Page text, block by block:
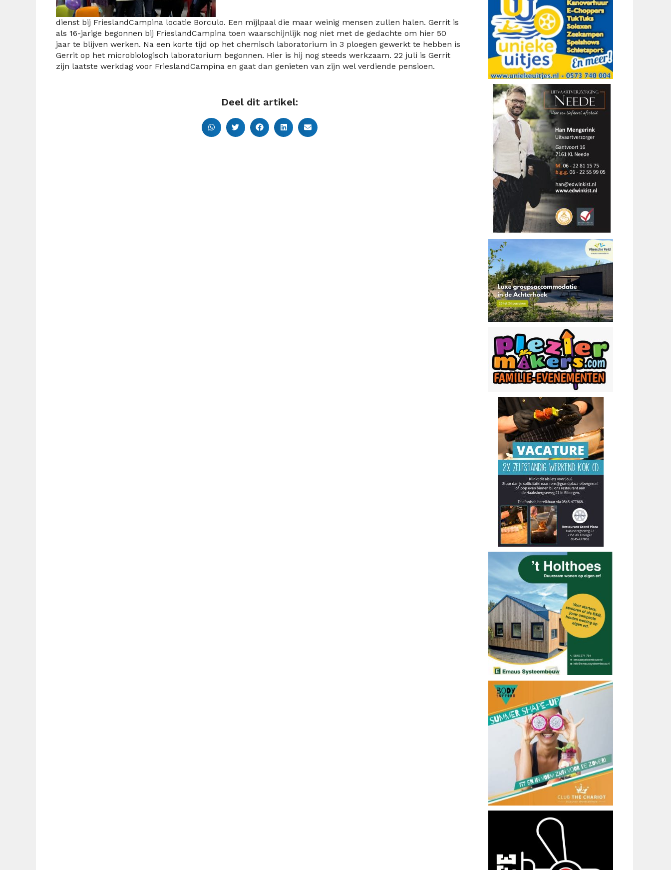
dienst bij FrieslandCampina locatie Borculo. Een mijlpaal die maar weinig mensen zullen halen. Gerrit is
als 16-jarige begonnen bij FrieslandCampina toen waarschijnlijk nog niet met de gedachte om hier 50
jaar te blijven werken. Na een korte tijd op het chemisch laboratorium in 3 ploegen gewerkt te hebben is
Gerrit op het microbiologisch laboratorium begonnen. Hier is hij nog steeds werkzaam. 22 juli is Gerrit
zijn laatste werkdag voor FrieslandCampina en gaat dan genieten van zijn wel verdiende pensioen.
Deel dit artikel: